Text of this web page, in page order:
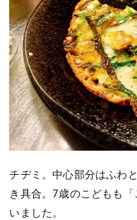
チヂミ。中心部分はふわ
き具合。7歳のこどもも
いました。